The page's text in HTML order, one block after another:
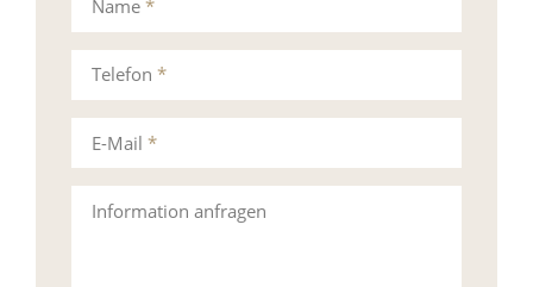
Telefon *
Information anfragen
Name *
E-Mail *